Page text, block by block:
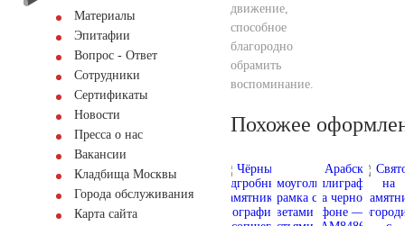
Материалы
Эпитафии
Вопрос - Ответ
Сотрудники
Сертификаты
Новости
Пресса о нас
Вакансии
Кладбища Москвы
Города обслуживания
Карта сайта
движение,
способное
благородно
обрамить
воспоминание.
Похожее